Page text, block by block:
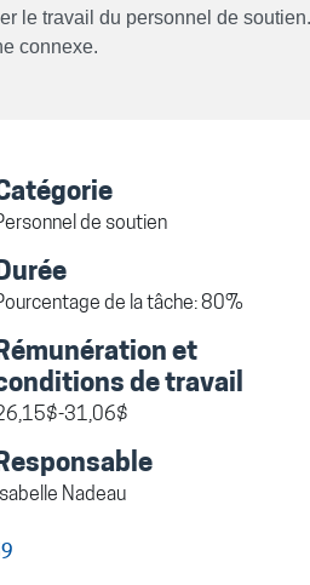
le travail du personnel de soutien.
connexe.
de soutien
Durée
de la tâche: 80%
Rémunération et
de travail
31,06$
Responsable
Isabelle Nadeau